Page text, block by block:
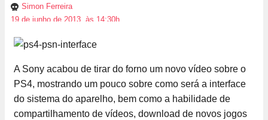
Simon Ferreira
19 de junho de 2013, às 14:30h
A Sony acabou de tirar do forno um novo vídeo sobre o
PS4, mostrando um pouco sobre como será a interface
do sistema do aparelho, bem como a habilidade de
compartilhamento de vídeos, download de novos jogos